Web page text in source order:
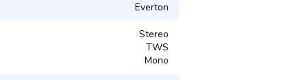
Everton
Stereo
TWS
Mono